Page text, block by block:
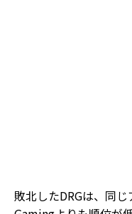
敗北したDRGは、同